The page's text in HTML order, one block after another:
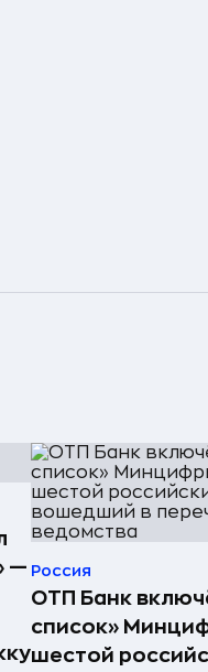
— Россия
ОТП Банк
список»
шестой